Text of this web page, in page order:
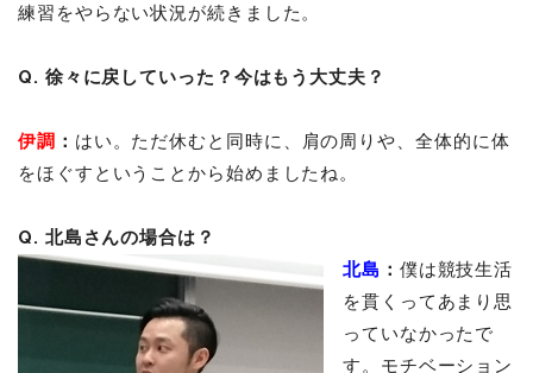
練習をやらない状況が続きました。
Q. 徐々に戻していった？今はもう大丈夫？
伊調 ： はい。ただ休むと同時に、肩の周りや、全体的に体
をほぐすということから始めましたね。
Q. 北島さんの場合は？
北島 ： 僕は競技生活
を貫くってあまり思
っていなかったで
す。モチベーション